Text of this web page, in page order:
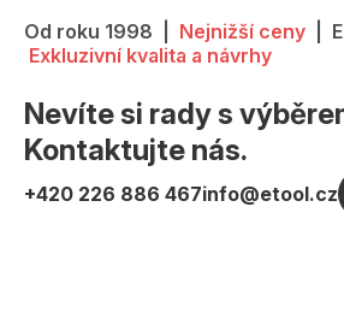
Od roku 1998 | Nejnižší ceny
|
Exkluzivní kvalita a návrhy
Nevíte si rady s
Kontaktujte nás.
+420 226 886 467info@etool.cz